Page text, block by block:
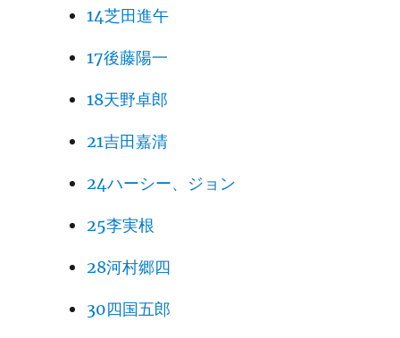
14芝田進午
17後藤陽一
18天野卓郎
21吉田嘉清
24ハーシー、ジョン
25李実根
28河村郷四
30四国五郎